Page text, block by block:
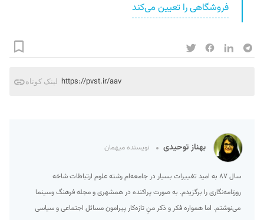
فروشگاهی را تعیین می‌کند
لینک کوتاه https://pvst.ir/aav
بهناز توحیدی نویسنده میهمان
سال ۸۷ به امید تغییرات بسیار در جامعه‌ام رشته علوم ارتباطات شاخه
روزنامه‌نگاری را برگزیدم. به صورت پراکنده در همشهری و مجله فرهنگ وسینما
می‌نوشتم. اما همواره فکر و ذکر منِ تازه‌کار پیرامون مسائل اجتماعی و سیاسی